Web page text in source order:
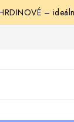
–
program Staň